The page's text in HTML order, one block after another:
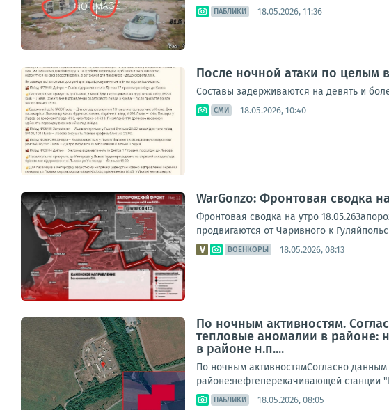
ПАБЛИКИ 18.05.2026, 11:36
После ночной атаки по целым
Составы задерживаются на девять и
СМИ 18.05.2026, 10:40
WarGonzo: Фронтовая сводка
Фронтовая сводка на утро
продвигаются от Чаривного к
ВОЕНКОРЫ 18.05.2026, 08:13
По ночным активностям.
тепловые аномалии в районе:
в районе н.п....
По ночным активностямСогласно
районе:нефтеперекачивающей станции
ПАБЛИКИ 18.05.2026, 08:05